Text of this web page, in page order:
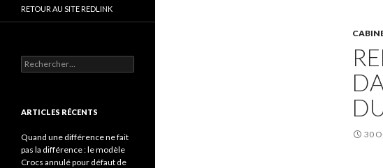
30
RETOUR AU SITE REDLINK
Rechercher :
ARTICLES RÉCENTS
Quand une différence ne fait
pas la différence : le modèle
Crocs annulé pour défaut de